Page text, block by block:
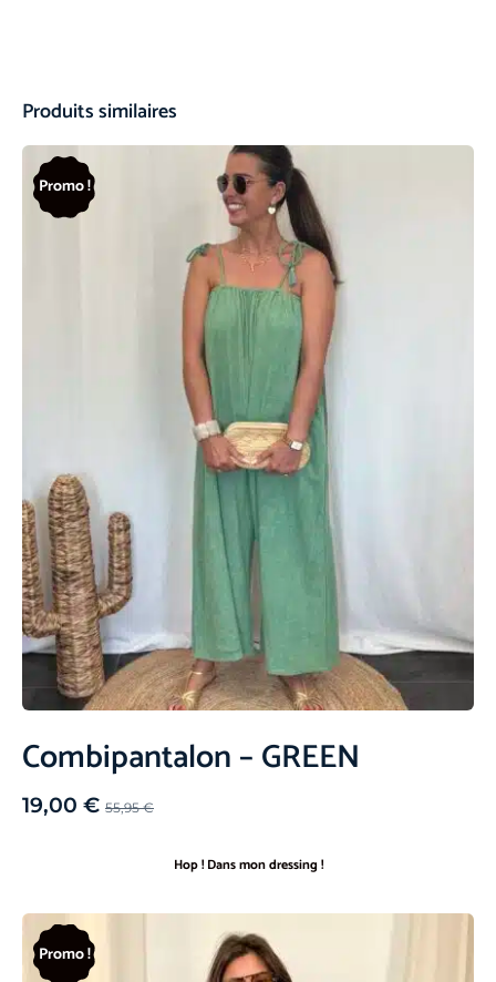
Produits similaires
Promo !
Combipantalon – GREEN
55,95€
19,00 €
Hop ! Dans mon dressing !
Promo !